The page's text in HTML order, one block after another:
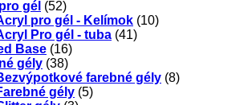
gél (52)
pro gél - Kelímok (10)
Pro gél - tuba (41)
Base (16)
gély (38)
farebné gély (8)
gély (5)